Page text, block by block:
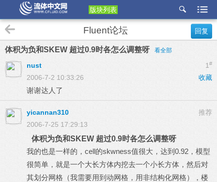
版块列表
etu
p
回复
Fluent论坛
体积为负和SKEW 超过0.9时各怎么调整呀 看全部
1 #
nust
收藏
2006-7-2 10:33:26
谢谢达人了
推荐
yicannan310
2006-7-25 17:29:13
体积为负和SKEW 超过0.9时各怎么调整呀
我的也是一样的，cell的skwness值很大，达到0.92，模型
很简单，就是一个大长方体内挖去一个小长方体，然后对
其划分网格（我需要用到动网格，用非结构化网格），楼